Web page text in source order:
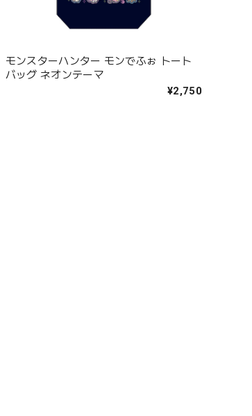
モンスターハンター モンでふぉ トート
バッグ ネオンテーマ
¥2,750